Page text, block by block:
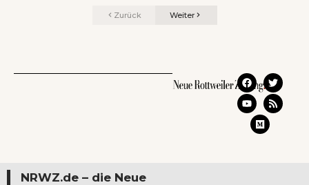
Zurück Weiter
NRWZ.de – die Neue